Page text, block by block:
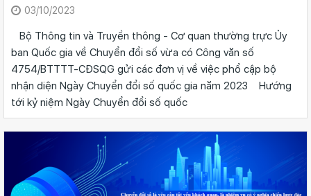
03/10/2023
Bộ Thông tin và Truyền thông - Cơ quan thường trực Ủy
ban Quốc gia về Chuyển đổi số vừa có Công văn số
4754/BTTTT-CĐSQG gửi các đơn vị về việc phổ cập bộ
nhận diện Ngày Chuyển đổi số quốc gia năm 2023 Hướng
tới kỷ niệm Ngày Chuyển đổi số quốc